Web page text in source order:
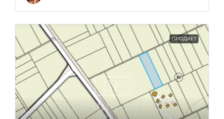
ПРОДАЕТ